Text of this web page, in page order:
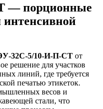
— порционные
32С-5/10-И-П-СТ от
решение для участков
линий, где требуется
печатью этикеток.
весов и
стали, что